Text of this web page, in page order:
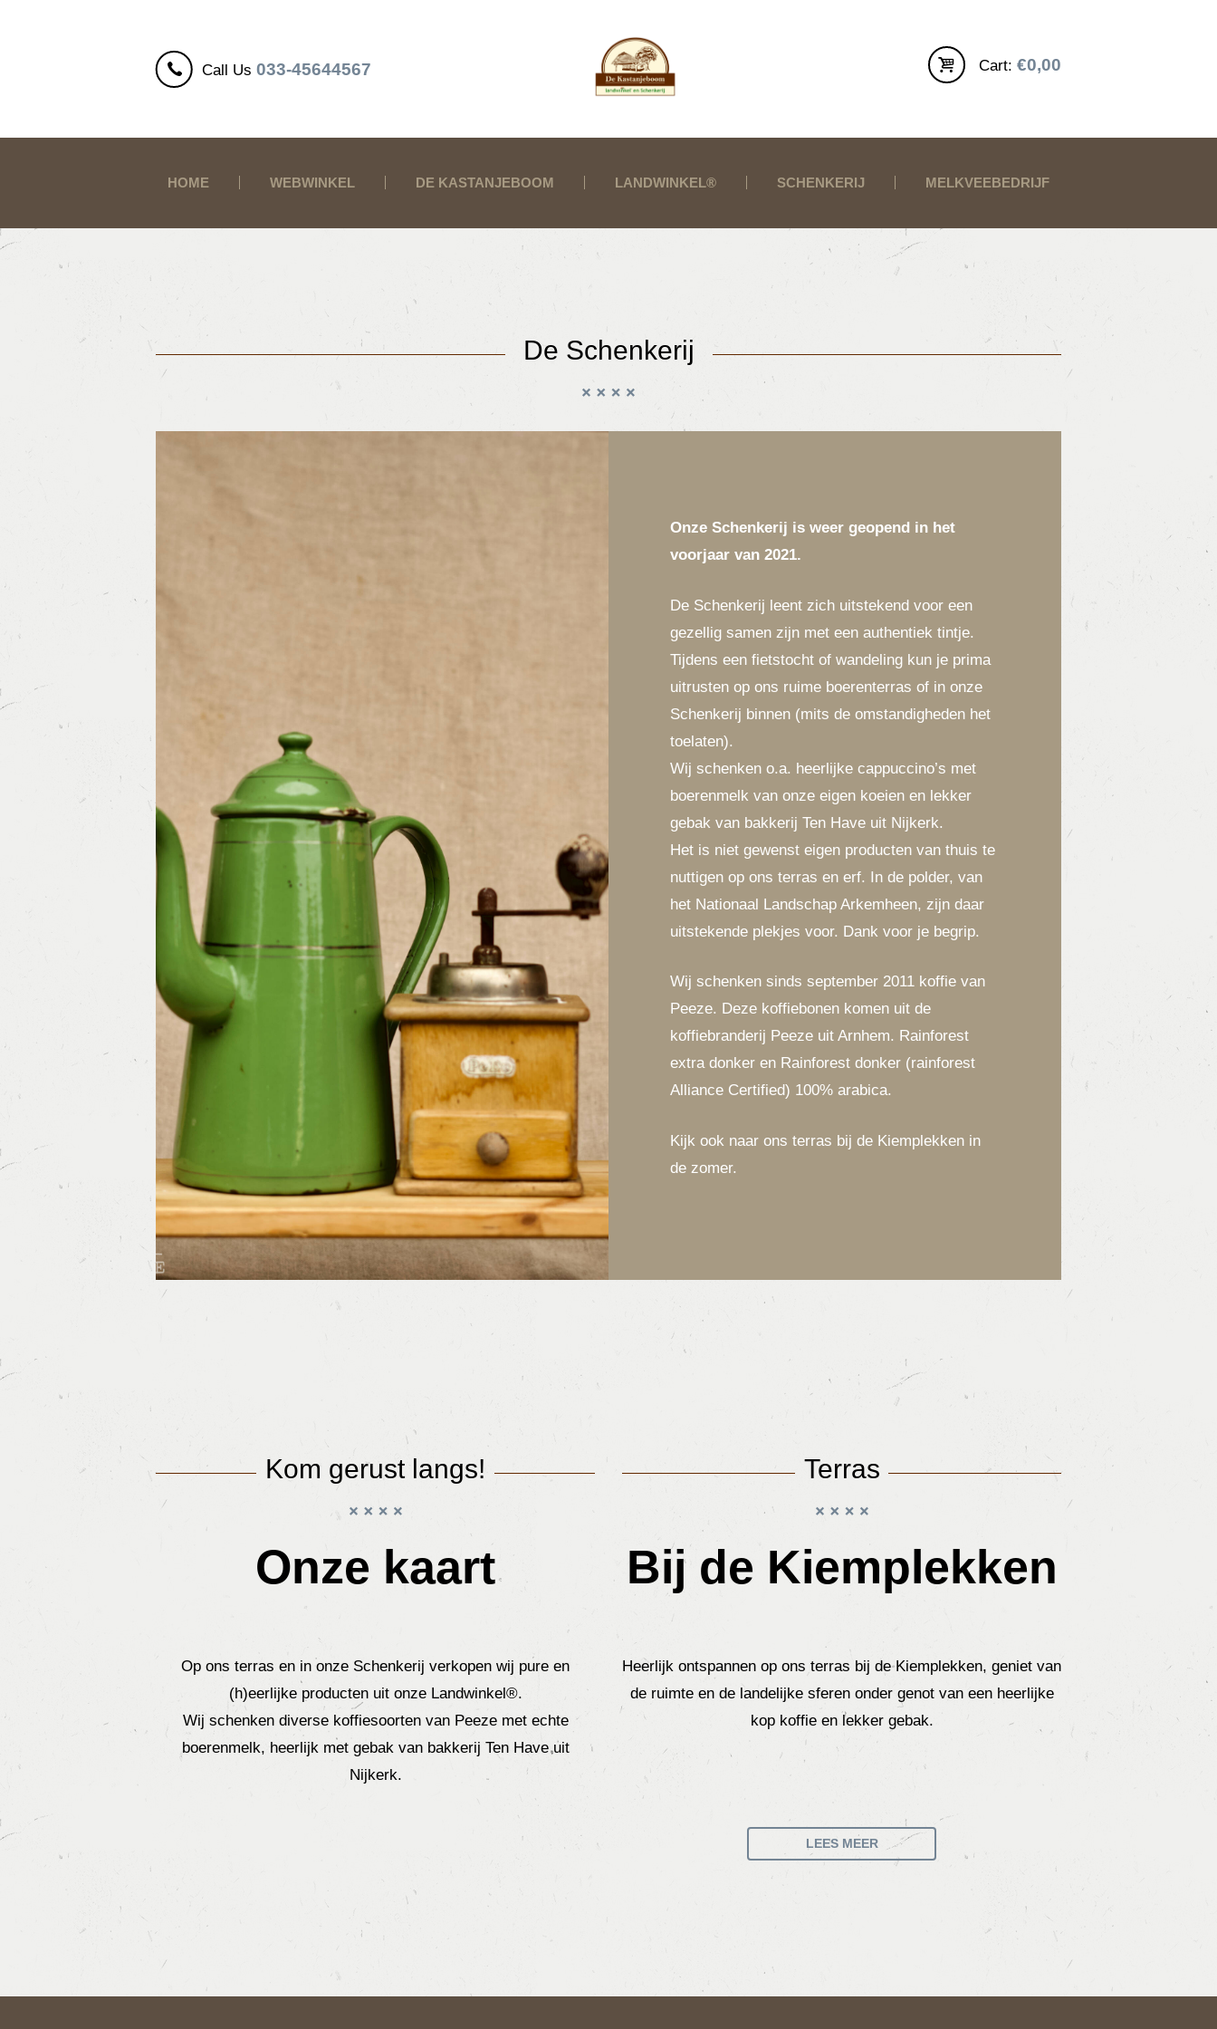
Call Us 033-45644567 Cart: €0,00
HOME WEBWINKEL DE KASTANJEBOOM LANDWINKEL® SCHENKERIJ MELKVEEBEDRIJF
De Schenkerij
Onze Schenkerij is weer geopend in het
voorjaar van 2021.
De Schenkerij leent zich uitstekend voor een
gezellig samen zijn met een authentiek tintje.
Tijdens een fietstocht of wandeling kun je prima
uitrusten op ons ruime boerenterras of in onze
Schenkerij binnen (mits de omstandigheden het
toelaten).
Wij schenken o.a. heerlijke cappuccino’s met
boerenmelk van onze eigen koeien en lekker
gebak van bakkerij Ten Have uit Nijkerk.
Het is niet gewenst eigen producten van thuis te
nuttigen op ons terras en erf. In de polder, van
het Nationaal Landschap Arkemheen, zijn daar
uitstekende plekjes voor. Dank voor je begrip.
Wij schenken sinds september 2011 koffie van
Peeze. Deze koffiebonen komen uit de
koffiebranderij Peeze uit Arnhem. Rainforest
extra donker en Rainforest donker (rainforest
Alliance Certified) 100% arabica.
Kijk ook naar ons terras bij de Kiemplekken in
de zomer.
Kom gerust langs!
Onze kaart
Op ons terras en in onze Schenkerij verkopen wij pure en
(h)eerlijke producten uit onze Landwinkel®.
Wij schenken diverse koffiesoorten van Peeze met echte
boerenmelk, heerlijk met gebak van bakkerij Ten Have uit
Nijkerk.
Terras
Bij de Kiemplekken
Heerlijk ontspannen op ons terras bij de Kiemplekken, geniet van
de ruimte en de landelijke sferen onder genot van een heerlijke
kop koffie en lekker gebak.
LEES MEER